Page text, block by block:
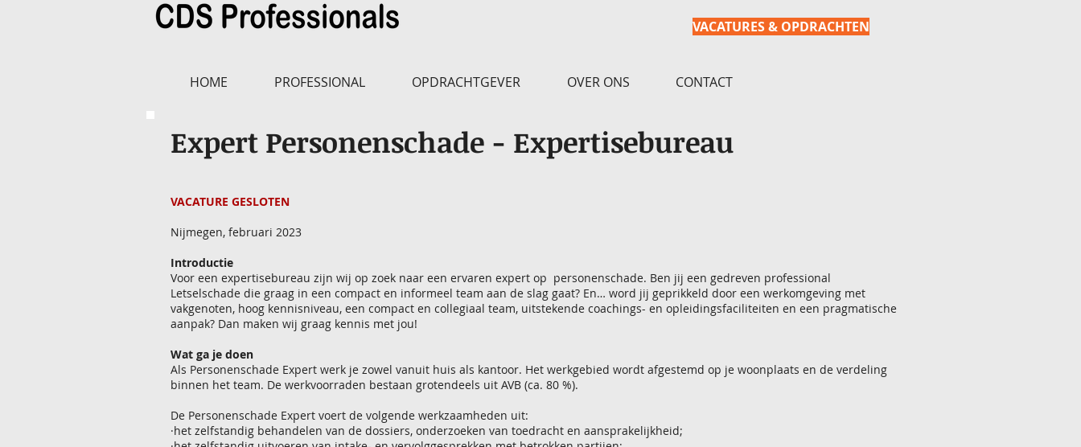
VACATURES & OPDRACHTEN
HOME PROFESSIONAL OPDRACHTGEVER OVER ONS CONTACT
Expert Personenschade - Expertisebureau
VACATURE GESLOTEN
Nijmegen, februari 2023
Introductie
Voor een expertisebureau zijn wij op zoek naar een ervaren expert op personenschade. Ben jij een gedreven professional
Letselschade die graag in een compact en informeel team aan de slag gaat? En… word jij geprikkeld door een werkomgeving met
vakgenoten, hoog kennisniveau, een compact en collegiaal team, uitstekende coachings- en opleidingsfaciliteiten en een pragmatische
aanpak? Dan maken wij graag kennis met jou!
Wat ga je doen
Als Personenschade Expert werk je zowel vanuit huis als kantoor. Het werkgebied wordt afgestemd op je woonplaats en de verdeling
binnen het team. De werkvoorraden bestaan grotendeels uit AVB (ca. 80 %).
De Personenschade Expert voert de volgende werkzaamheden uit:
·het zelfstandig behandelen van de dossiers, onderzoeken van toedracht en aansprakelijkheid;